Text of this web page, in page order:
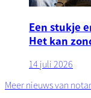
Een stukje
Het kan
14 juli 2026
Meer nieuws van